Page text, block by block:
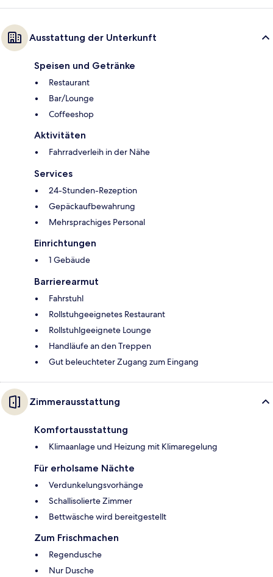
Ausstattung der Unterkunft
Speisen und Getränke
Restaurant
Bar/Lounge
Coffeeshop
Aktivitäten
Fahrradverleih in der Nähe
Services
24-Stunden-Rezeption
Gepäckaufbewahrung
Mehrsprachiges Personal
Einrichtungen
1 Gebäude
Barrierearmut
Fahrstuhl
Rollstuhgeeignetes Restaurant
Rollstuhlgeeignete Lounge
Handläufe an den Treppen
Gut beleuchteter Zugang zum Eingang
Zimmerausstattung
Komfortausstattung
Klimaanlage und Heizung mit Klimaregelung
Für erholsame Nächte
Verdunkelungsvorhänge
Schallisolierte Zimmer
Bettwäsche wird bereitgestellt
Zum Frischmachen
Regendusche
Nur Dusche